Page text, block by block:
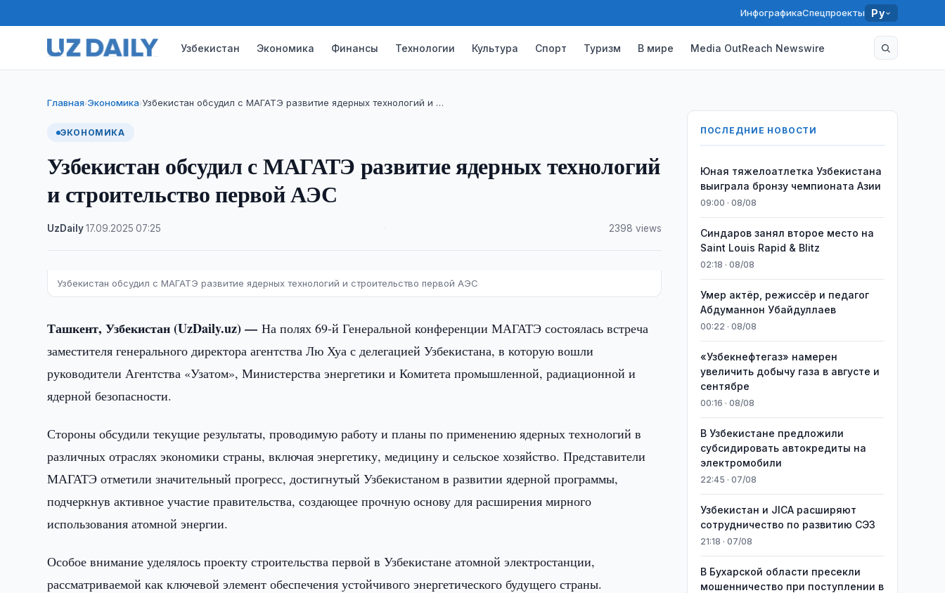
ИнфографикаСпецпроекты Ру
Узбекистан Экономика Финансы Технологии Культура Спорт Туризм В мире Media OutReach Newswire
Главная›Экономика›Узбекистан обсудил с МАГАТЭ развитие ядерных технологий и …
ЭКОНОМИКА
Узбекистан обсудил с МАГАТЭ развитие ядерных технологий
и строительство первой АЭС
UzDaily·17.09.2025 ·07:25 2398 views
Узбекистан обсудил с МАГАТЭ развитие ядерных технологий и строительство первой АЭС
Ташкент, Узбекистан (UzDaily.uz) —На полях 69-й Генеральной конференции МАГАТЭ состоялась встреча
заместителя генерального директора агентства Лю Хуа с делегацией Узбекистана, в которую вошли
руководители Агентства «Узатом», Министерства энергетики и Комитета промышленной, радиационной и
ядерной безопасности.
Стороны обсудили текущие результаты, проводимую работу и планы по применению ядерных технологий в
различных отраслях экономики страны, включая энергетику, медицину и сельское хозяйство. Представители
МАГАТЭ отметили значительный прогресс, достигнутый Узбекистаном в развитии ядерной программы,
подчеркнув активное участие правительства, создающее прочную основу для расширения мирного
использования атомной энергии.
Особое внимание уделялось проекту строительства первой в Узбекистане атомной электростанции,
рассматриваемой как ключевой элемент обеспечения устойчивого энергетического будущего страны.
ПОСЛЕДНИЕ НОВОСТИ
Юная тяжелоатлетка Узбекистана
выиграла бронзу чемпионата Азии
09:00 · 08/08
Синдаров занял второе место на
Saint Louis Rapid & Blitz
02:18 · 08/08
Умер актёр, режиссёр и педагог
Абдуманнон Убайдуллаев
00:22 · 08/08
«Узбекнефтегаз» намерен
увеличить добычу газа в августе и
сентябре
00:16 · 08/08
В Узбекистане предложили
субсидировать автокредиты на
электромобили
22:45 · 07/08
Узбекистан и JICA расширяют
сотрудничество по развитию СЭЗ
21:18 · 07/08
В Бухарской области пресекли
мошенничество при поступлении в